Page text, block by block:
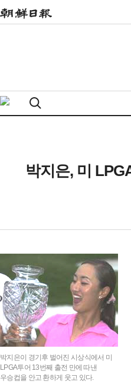
박지은, 미
박지은이 경기후 벌어진 시상식에서 미
LPGA투어 13번째 출전 만에 따낸
우승컵을 안고 환하게 웃고 있다.